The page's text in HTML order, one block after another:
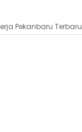
Pekanbaru Terbaru